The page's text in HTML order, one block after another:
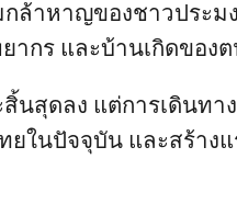
กล้าหาญของชาวประม
ากร และบ้านเกิดของ
นสุดลง แต่การเดินทา
ยในปัจจุบัน และสร้าง